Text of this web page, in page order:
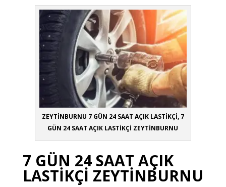
ZEYTİNBURNU 7 GÜN 24 SAAT AÇIK LASTİKÇİ, 7
GÜN 24 SAAT AÇIK LASTİKÇİ ZEYTİNBURNU
7 GÜN 24 SAAT AÇIK
LASTİKÇİ ZEYTİNBURNU